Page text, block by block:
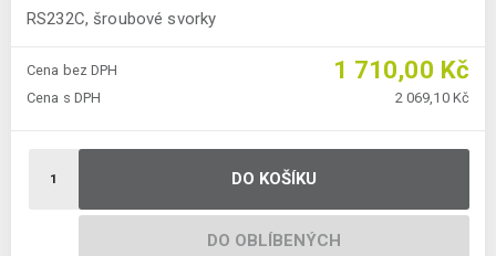
RS232C, šroubové svorky
Cena bez DPH 1 710,00 Kč
Cena s DPH 2 069,10 Kč
DO KOŠÍKU
DO OBLÍBENÝCH